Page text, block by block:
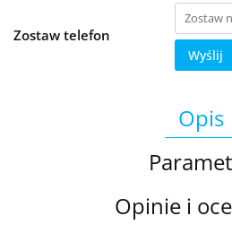
Zostaw telefon
Wyślij
Opis
Opinie i